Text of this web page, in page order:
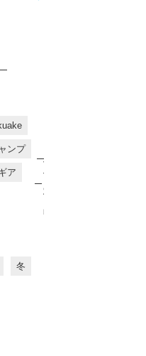
ンプ
ア
冬
す
す
め
商
品